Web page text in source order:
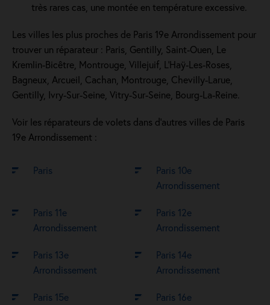
très rares cas, une montée en température excessive.
Les villes les plus proches de Paris 19e Arrondissement pour
trouver un réparateur : Paris, Gentilly, Saint-Ouen, Le
Kremlin-Bicêtre, Montrouge, Villejuif, L'Haÿ-Les-Roses,
Bagneux, Arcueil, Cachan, Montrouge, Chevilly-Larue,
Gentilly, Ivry-Sur-Seine, Vitry-Sur-Seine, Bourg-La-Reine.
Voir les réparateurs de volets dans d’autres villes de Paris
19e Arrondissement :
Paris
Paris 10e
Arrondissement
Paris 11e
Arrondissement
Paris 12e
Arrondissement
Paris 13e
Arrondissement
Paris 14e
Arrondissement
Paris 15e
Paris 16e